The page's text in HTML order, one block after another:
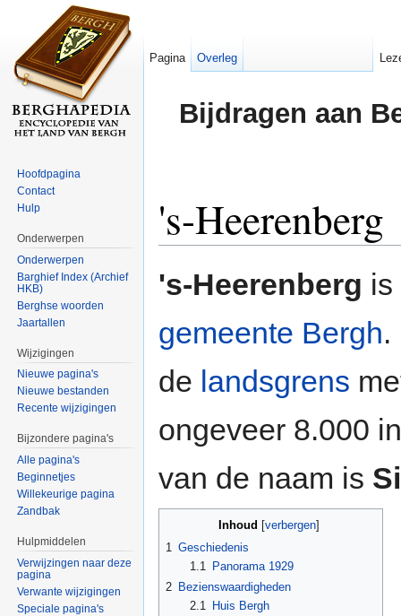
Bijdragen aan
's-Heerenberg
's-Heerenberg is
gemeente Bergh.
de landsgrens
ongeveer 8.000
van de naam is
Inhoud verbergen
1 Geschiedenis
1.1
Panorama 1929
2 Bezienswaardigheden
2.1
Huis Bergh
Pagina Overleg
Hoofdpagina
Contact
Hulp
Onderwerpen
Onderwerpen
Barghief Index (Archief
HKB)
Berghse woorden
Jaartallen
Wijzigingen
Nieuwe pagina's
Nieuwe bestanden
Recente wijzigingen
Bijzondere pagina's
Alle pagina's
Beginnetjes
Willekeurige pagina
Zandbak
Hulpmiddelen
Verwijzingen naar deze
pagina
Verwante wijzigingen
Speciale pagina's